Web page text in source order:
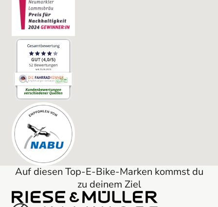
Auf diesen Top-E-Bike-Marken kommst du
zu deinem Ziel